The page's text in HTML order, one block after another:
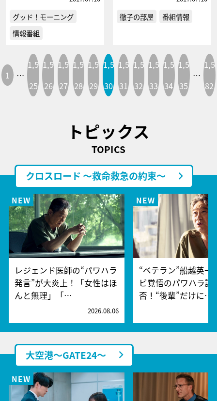
グッド！モーニング
情報番組
徹子の部屋 番組情報
1 …
1,5
25
1,5
26
1,5
27
1,5
28
1,5
29
1,5
30
1,5
31
1,5
32
1,5
33
1,5
34
1,5
35
…
1,5
82
トピックス
TOPICS
クロスロード ～救命救急の約束～
レジェンド医師の“パワハラ
発言”が大炎上！「女性はほ
んと無理」「…
2026.08.06
“ベテラン”船越英一
ビ覚悟のパワハラ謝
否！“後輩”だけに…
大空港～GATE24～